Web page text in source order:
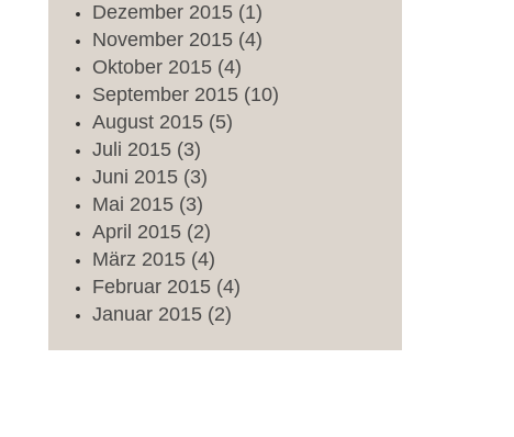
Dezember 2015 (1)
November 2015 (4)
Oktober 2015 (4)
September 2015 (10)
August 2015 (5)
Juli 2015 (3)
Juni 2015 (3)
Mai 2015 (3)
April 2015 (2)
März 2015 (4)
Februar 2015 (4)
Januar 2015 (2)